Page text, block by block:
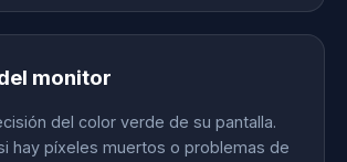
monitor
del color verde de su pantalla.
hay píxeles muertos o problemas de